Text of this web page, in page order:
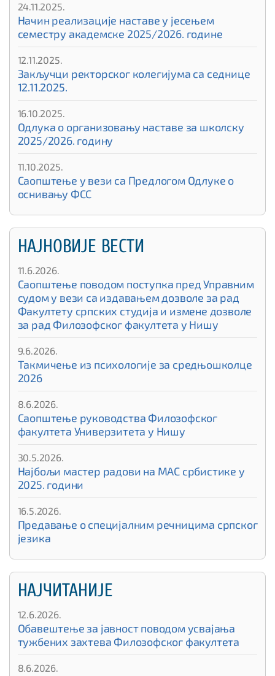
24.11.2025.
Начин реализације наставе у јесењем
семестру академске 2025/2026. године
12.11.2025.
Закључци ректорског колегијума са седнице
12.11.2025.
16.10.2025.
Одлука о организовању наставе за школску
2025/2026. годину
11.10.2025.
Саопштење у вези са Предлогом Одлуке о
оснивању ФСС
НАЈНОВИЈЕ ВЕСТИ
11.6.2026.
Саопштење поводом поступка пред Управним
судом у вези са издавањем дозволе за рад
Факултету српских студија и измене дозволе
за рад Филозофског факултета у Нишу
9.6.2026.
Такмичење из психологије за средњошколце
2026
8.6.2026.
Саопштење руководства Филозофског
факултета Универзитета у Нишу
30.5.2026.
Најбољи мастер радови на МАС србистике у
2025. години
16.5.2026.
Предавање о специјалним речницима српског
језика
НАЈЧИТАНИЈЕ
12.6.2026.
Обавештење за јавност поводом усвајања
тужбених захтева Филозофског факултета
8.6.2026.